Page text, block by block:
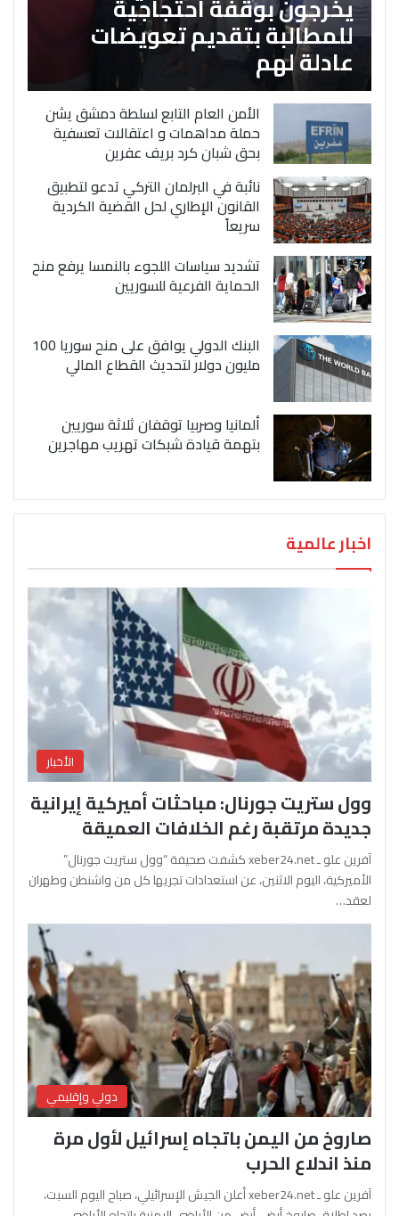
للمطالبة بتقديم تعويضات
عادلة لهم
الأمن العام التابع لسلطة دمشق يشن
حملة مداهمات و اعتقالات تعسفية
بحق شبان كرد بريف عفرين
نائبة في البرلمان التركي تدعو لتطبيق
القانون الإطاري لحل القضية الكردية
سريعاً
تشديد سياسات اللجوء بالنمسا يرفع منح
الحماية الفرعية للسوريين
البنك الدولي يوافق على منح سوريا 100
مليون دولار لتحديث القطاع المالي
ألمانيا وصربيا توقفان ثلاثة سوريين
بتهمة قيادة شبكات تهريب مهاجرين
اخبار عالمية
الأخبار
وول ستريت جورنال: مباحثات أميركية إيرانية
جديدة مرتقبة رغم الخلافات العميقة
آفرين علو ـ xeber24.net كشفت صحيفة “وول ستريت جورنال”
الأميركية، اليوم الاثنين، عن استعدادات تجريها كل من واشنطن وطهران
لعقد…
دولي وإقليمي
صاروخ من اليمن باتجاه إسرائيل لأول مرة
منذ اندلاع الحرب
آفرين علو ـ xeber24.net أعلن الجيش الإسرائيلي، صباح اليوم السبت،